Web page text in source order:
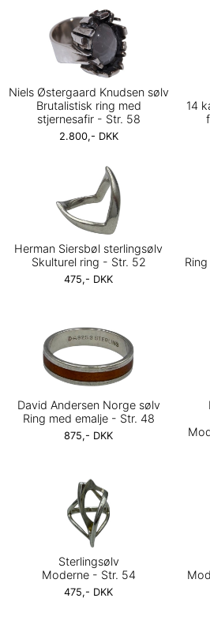
Niels Østergaard Knudsen sølv
Brutalistisk ring med
stjernesafir - Str. 58
2.800,- DKK
14
Herman Siersbøl sterlingsølv
Skulturel ring - Str. 52
475,- DKK
David Andersen Norge sølv
Ring med emalje - Str. 48
875,- DKK
Sterlingsølv
Moderne - Str. 54
475,- DKK